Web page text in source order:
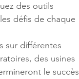
des outils
défis de chaque
sur différentes
des usines
le succès